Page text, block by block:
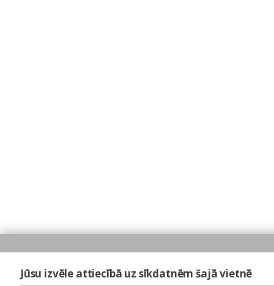
Jūsu izvēle attiecībā uz sīkdatnēm šajā vietnē